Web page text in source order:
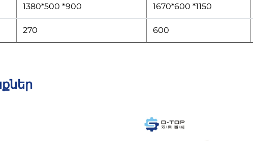
1380*500 *900 1670*600 *1150
270 600